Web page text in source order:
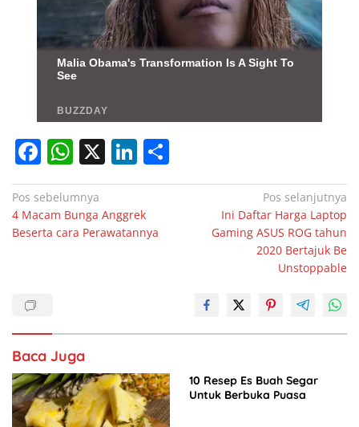
F
a
c
e
k
W
h
at
s
X Li
n
k
e
h
Navigasi
pos
Pos sebelumnya
4 Macam Bunga Anggrek
Beserta cara Perawatannya
Pos selanjutnya
Ini Daftar Harga Laptop
Gaming ASUS ROG tahun
2020 Bertajuk Be
Unstoppable
Baca Juga
10 Resep Es Buah Segar
Untuk Berbuka Puasa